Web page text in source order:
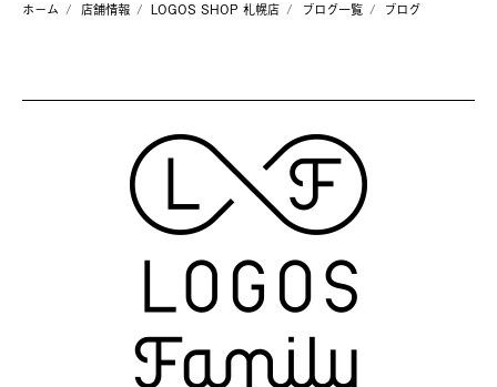
ホーム 店舗情報 LOGOS SHOP 札幌店 ブログ一覧 ブログ